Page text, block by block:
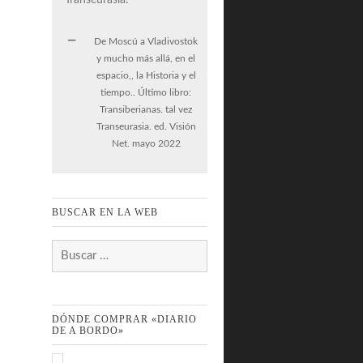
De Moscú a Vladivostok
y mucho más allá, en el
espacio,, la Historia y el
tiempo.. Último libro:
Transiberianas. tal vez
Transeurasia. ed. Visión
Net. mayo 2022
BUSCAR EN LA WEB
Buscar:
DÓNDE COMPRAR «DIARIO
DE A BORDO»